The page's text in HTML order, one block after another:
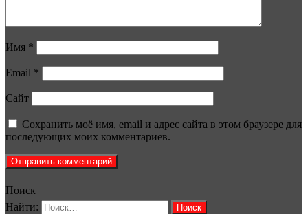
Имя *
Email *
Сайт
Сохранить моё имя, email и адрес сайта в этом браузере для
последующих моих комментариев.
Поиск
Найти: